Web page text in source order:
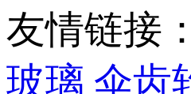
友情链接：
玻璃 伞齿